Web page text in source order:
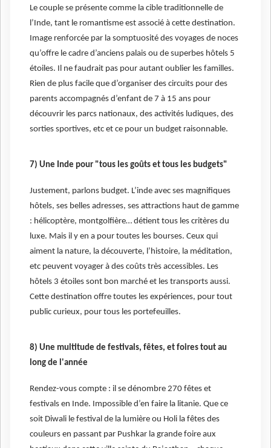
Le couple se présente comme la cible traditionnelle de
l’Inde, tant le romantisme est associé à cette destination.
Image renforcée par la somptuosité des voyages de noces
qu’offre le cadre d’anciens palais ou de superbes hôtels 5
étoiles. Il ne faudrait pas pour autant oublier les familles.
Rien de plus facile que d’organiser des circuits pour des
parents accompagnés d’enfant de 7 à 15 ans pour
découvrir les parcs nationaux, des activités ludiques, des
sorties sportives, etc et ce pour un budget raisonnable.
7) Une Inde pour "tous les goûts et tous les budgets"
Justement, parlons budget. L’inde avec ses magnifiques
hôtels, ses belles adresses, ses attractions haut de gamme
: hélicoptère, montgolfière… détient tous les critères du
luxe. Mais il y en a pour toutes les bourses. Ceux qui
aiment la nature, la découverte, l’histoire, la méditation,
etc peuvent voyager à des coûts très accessibles. Les
hôtels 3 étoiles sont bon marché et les transports aussi.
Cette destination offre toutes les expériences, pour tout
public curieux, pour tous les portefeuilles.
8) Une multitude de festivals, fêtes, et foires tout au
long de l'année
Rendez-vous compte : il se dénombre 270 fêtes et
festivals en Inde. Impossible d’en faire la litanie. Que ce
soit Diwali le festival de la lumière ou Holi la fêtes des
couleurs en passant par Pushkar la grande foire aux